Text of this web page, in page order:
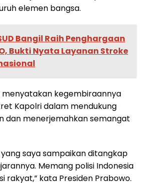
elemen bangsa.
Bangil Raih Penghargaan
Bukti Nyata Layanan Stroke
menyatakan kegembiraannya
Kapolri dalam mendukung
dan menerjemahkan semangat
yang saya sampaikan ditangkap
Memang polisi Indonesia
rakyat,” kata Presiden Prabowo.